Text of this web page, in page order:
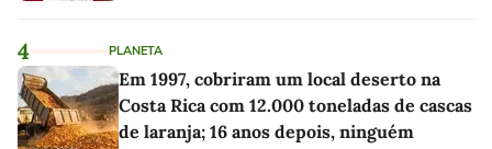
4 PLANETA
Em 1997, cobriram um local deserto na
Costa Rica com 12.000 toneladas de cascas
de laranja; 16 anos depois, ninguém